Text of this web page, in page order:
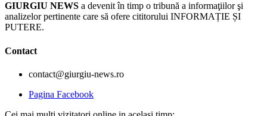
GIURGIU NEWS a devenit în timp o tribună a informaţiilor şi
analizelor pertinente care să ofere cititorului INFORMAȚIE ȘI
PUTERE.
Contact
contact@giurgiu-news.ro
Pagina Facebook